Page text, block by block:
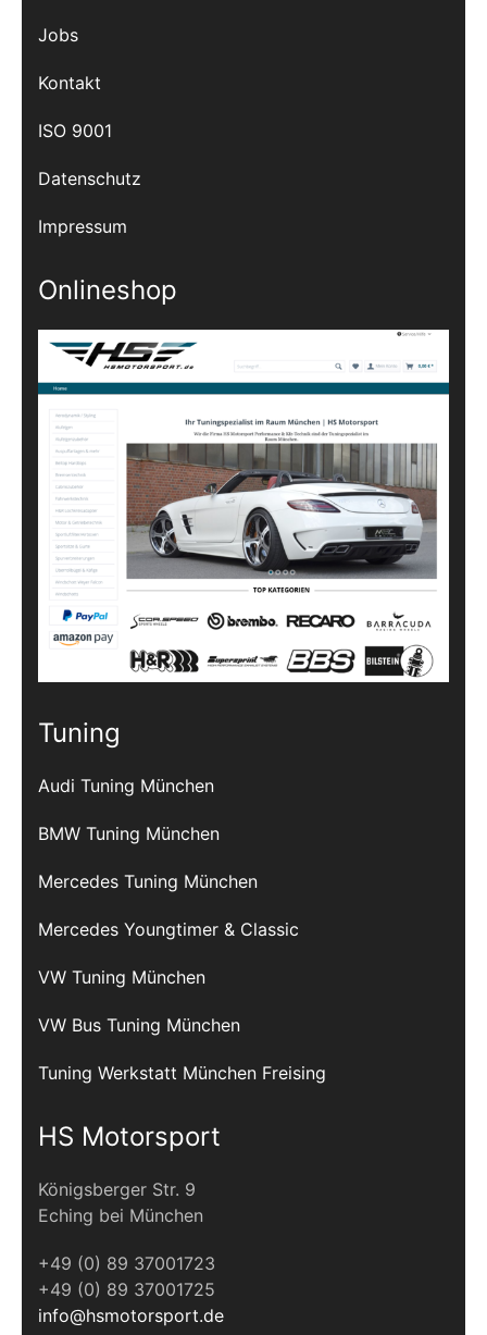
Jobs
Kontakt
ISO 9001
Datenschutz
Impressum
Onlineshop
Tuning
Audi Tuning München
BMW Tuning München
Mercedes Tuning München
Mercedes Youngtimer & Classic
VW Tuning München
VW Bus Tuning München
Tuning Werkstatt München Freising
HS Motorsport
Königsberger Str. 9
Eching bei München
+49 (0) 89 37001723
+49 (0) 89 37001725
info@hsmotorsport.de